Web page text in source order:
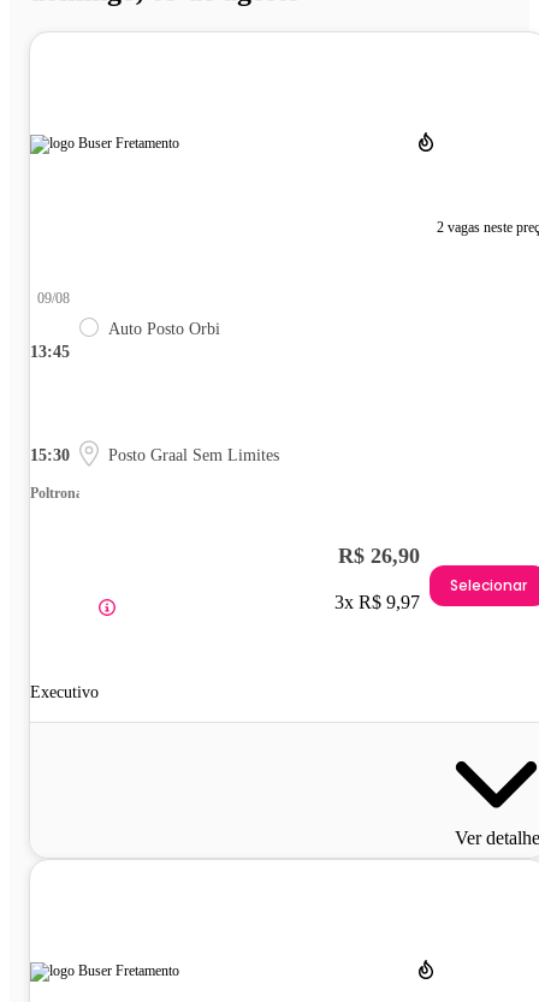
2 vagas neste
13:45
09/08
Auto Posto Orbi
15:30 Posto Graal Sem Limites
Poltrona
Executivo
R$ 26,90
3x R$ 9,97
Selecionar
Ver